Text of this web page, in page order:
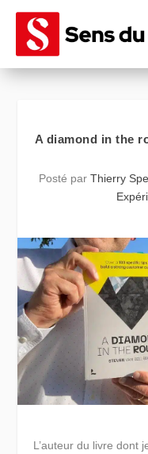
A diamond in the
Posté par Thierry
L’auteur du livre dont